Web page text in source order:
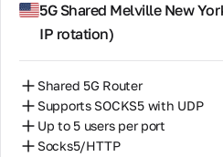
30天 / ∞ GB / $50.00
5G Shared Melville New
IP rotation)
Shared 5G Router
Supports SOCKS5 with UDP
Up to 5 users per port
Socks5/HTTP